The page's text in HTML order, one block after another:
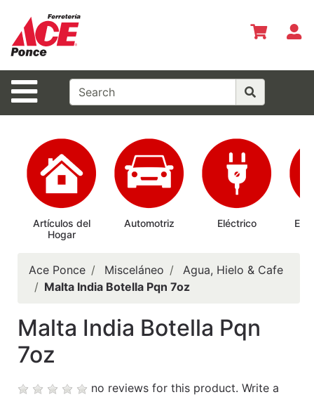
Site Navigation
Departments
Advanced
Inicio
del Mes
Shopper del
Prepárate
Casas
Ferrmax
Contáctanos
cart
Artículos del
Hogar
Automotriz Eléctrico
Ace Ponce Misceláneo
Agua, Hielo & Cafe
Malta India Botella Pqn 7oz
Malta India Botella Pqn
7oz
no reviews for this product. Write a